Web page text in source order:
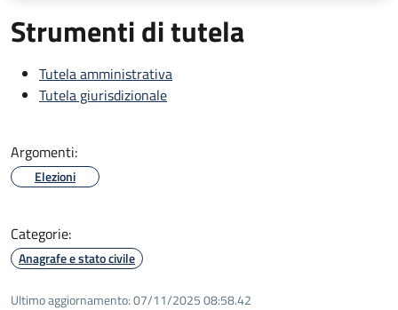
Strumenti di tutela
Tutela amministrativa
Tutela giurisdizionale
Argomenti:
Elezioni
Categorie:
Anagrafe e stato civile
Ultimo aggiornamento:07/11/2025 08:58.42